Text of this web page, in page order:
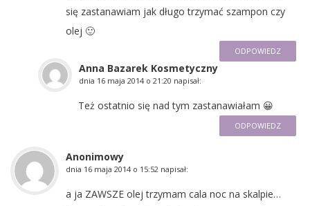
się zastanawiam jak długo trzymać szampon czy
olej 🙂
ODPOWIEDZ
Anna Bazarek Kosmetyczny
dnia 16 maja 2014 o 21:20 napisał:
Też ostatnio się nad tym zastanawiałam 😀
ODPOWIEDZ
Anonimowy
dnia 16 maja 2014 o 15:52 napisał:
a ja ZAWSZE olej trzymam cala noc na skalpie…